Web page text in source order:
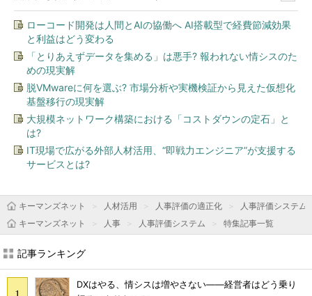
ローコード開発は人間とAIの協働へ AI搭載型で経費節減効果
と利益はどう変わる
「とりあえずデータを集める」は悪手? 報われない情シスのた
めの現実解
脱VMwareに何を選ぶ? 市場分析や実機検証から見えた仮想化
基盤移行の現実解
大規模ネットワーク構築における「コストダウンの定石」と
は?
IT現場で広がる外部人材活用、“即戦力エンジニア”が支援する
サービスとは?
キーマンズネット 人材活用 人事評価の適正化
人事評価システム
キーマンズネット
人事 人事評価システム 特集記事一覧
記事ランキング
DXはやる、情シスは増やさない――経営者はどう乗り